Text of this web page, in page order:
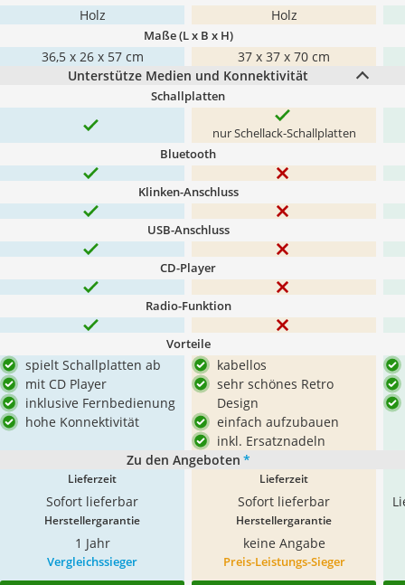
Holz Holz
Maße (L x B x H)
36,5 x 26 x 57 cm
37 x 37 x 70 cm
Unterstütze Medien und Konnektivität
Schallplatten
nur Schellack-Schallplatten
Bluetooth
Klinken-Anschluss
USB-Anschluss
CD-Player
Radio-Funktion
Vorteile
spielt Schallplatten ab
mit CD Player
inklusive Fernbedienung
hohe Konnektivität
kabellos
sehr schönes Retro
Design
einfach aufzubauen
inkl. Ersatznadeln
Zu den Angeboten *
Lieferzeit
Sofort lieferbar
Lieferzeit
Sofort lieferbar
Herstellergarantie
1 Jahr
Herstellergarantie
keine Angabe
Vergleichssieger Preis-Leistungs-Sieger